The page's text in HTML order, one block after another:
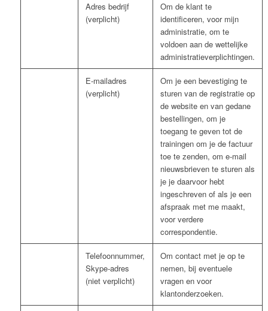
Adres bedrijf
(verplicht)
Om de klant te
identificeren, voor mijn
administratie, om te
voldoen aan de wettelijke
administratieverplichtingen.
E-mailadres
(verplicht)
Om je een bevestiging te
sturen van de registratie op
de website en van gedane
bestellingen, om je
toegang te geven tot de
trainingen om je de factuur
toe te zenden, om e-mail
nieuwsbrieven te sturen als
je je daarvoor hebt
ingeschreven of als je een
afspraak met me maakt,
voor verdere
correspondentie.
Telefoonnummer,
Skype-adres
(niet verplicht)
Om contact met je op te
nemen, bij eventuele
vragen en voor
klantonderzoeken.